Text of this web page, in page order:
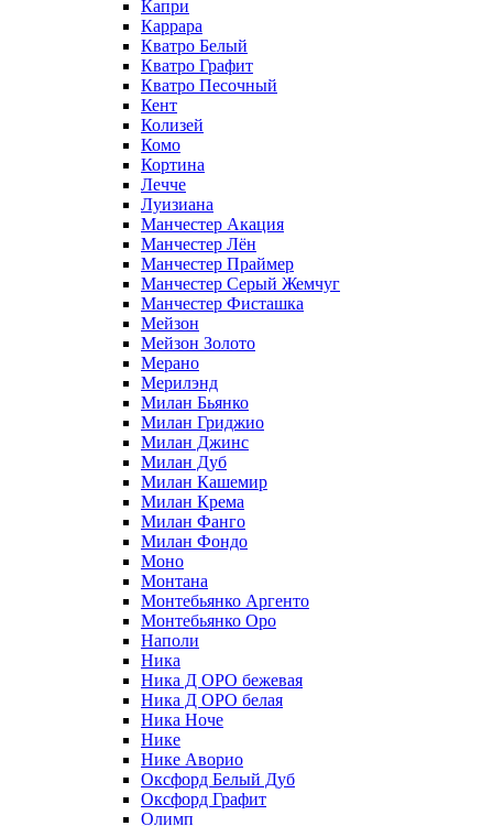
Капри
Каррара
Кватро Белый
Кватро Графит
Кватро Песочный
Кент
Колизей
Комо
Кортина
Лечче
Луизиана
Манчестер Акация
Манчестер Лён
Манчестер Праймер
Манчестер Серый Жемчуг
Манчестер Фисташка
Мейзон
Мейзон Золото
Мерано
Мерилэнд
Милан Бьянко
Милан Гриджио
Милан Джинс
Милан Дуб
Милан Кашемир
Милан Крема
Милан Фанго
Милан Фондо
Моно
Монтана
Монтебьянко Аргенто
Монтебьянко Оро
Наполи
Ника
Ника Д ОРО бежевая
Ника Д ОРО белая
Ника Ноче
Нике
Нике Аворио
Оксфорд Белый Дуб
Оксфорд Графит
Олимп